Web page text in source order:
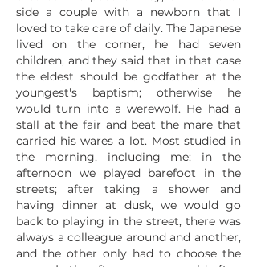
side a couple with a newborn that I
loved to take care of daily. The Japanese
lived on the corner, he had seven
children, and they said that in that case
the eldest should be godfather at the
youngest's baptism; otherwise he
would turn into a werewolf. He had a
stall at the fair and beat the mare that
carried his wares a lot. Most studied in
the morning, including me; in the
afternoon we played barefoot in the
streets; after taking a shower and
having dinner at dusk, we would go
back to playing in the street, there was
always a colleague around and another,
and the other only had to choose the